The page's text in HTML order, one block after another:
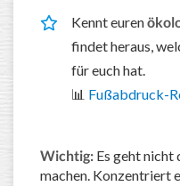
Kennt euren
findet heraus,
für euch hat.
📊 Fußabdruck-
Wichtig: Es geht nicht
machen. Konzentriert